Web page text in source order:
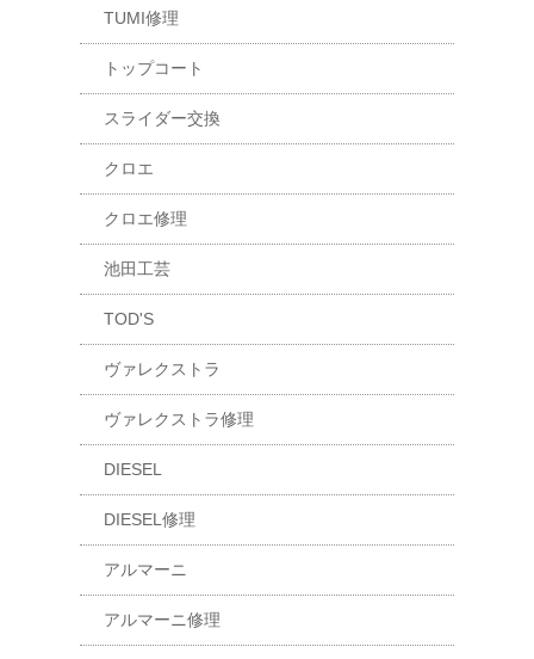
TUMI修理
トップコート
スライダー交換
クロエ
クロエ修理
池田工芸
TOD'S
ヴァレクストラ
ヴァレクストラ修理
DIESEL
DIESEL修理
アルマーニ
アルマーニ修理